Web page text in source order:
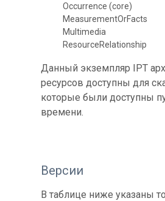
Occurrence (core)
MeasurementOrFacts
Multimedia
ResourceRelationship
Данный экземпляр IPT
ресурсов доступны для
которые были доступны
времени.
Версии
В таблице ниже указаны